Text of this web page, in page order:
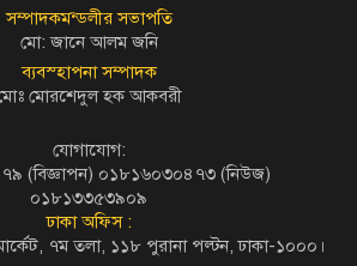
সম্পাদকমন্ডলীর সভাপতি
মো: জানে আলম জনি
ব্যবস্হাপনা সম্পাদক
মোরশেদুল হক আকবরী
যোগাযোগ:
(বিজ্ঞাপন) ০১৮১৬০৩০৪৭৩ (নিউজ)
০১৮১৩৩৫৩৯০৯
ঢাকা অফিস :
৭ম তলা, ১১৮ পুরানা পল্টন, ঢাকা-১০০০।